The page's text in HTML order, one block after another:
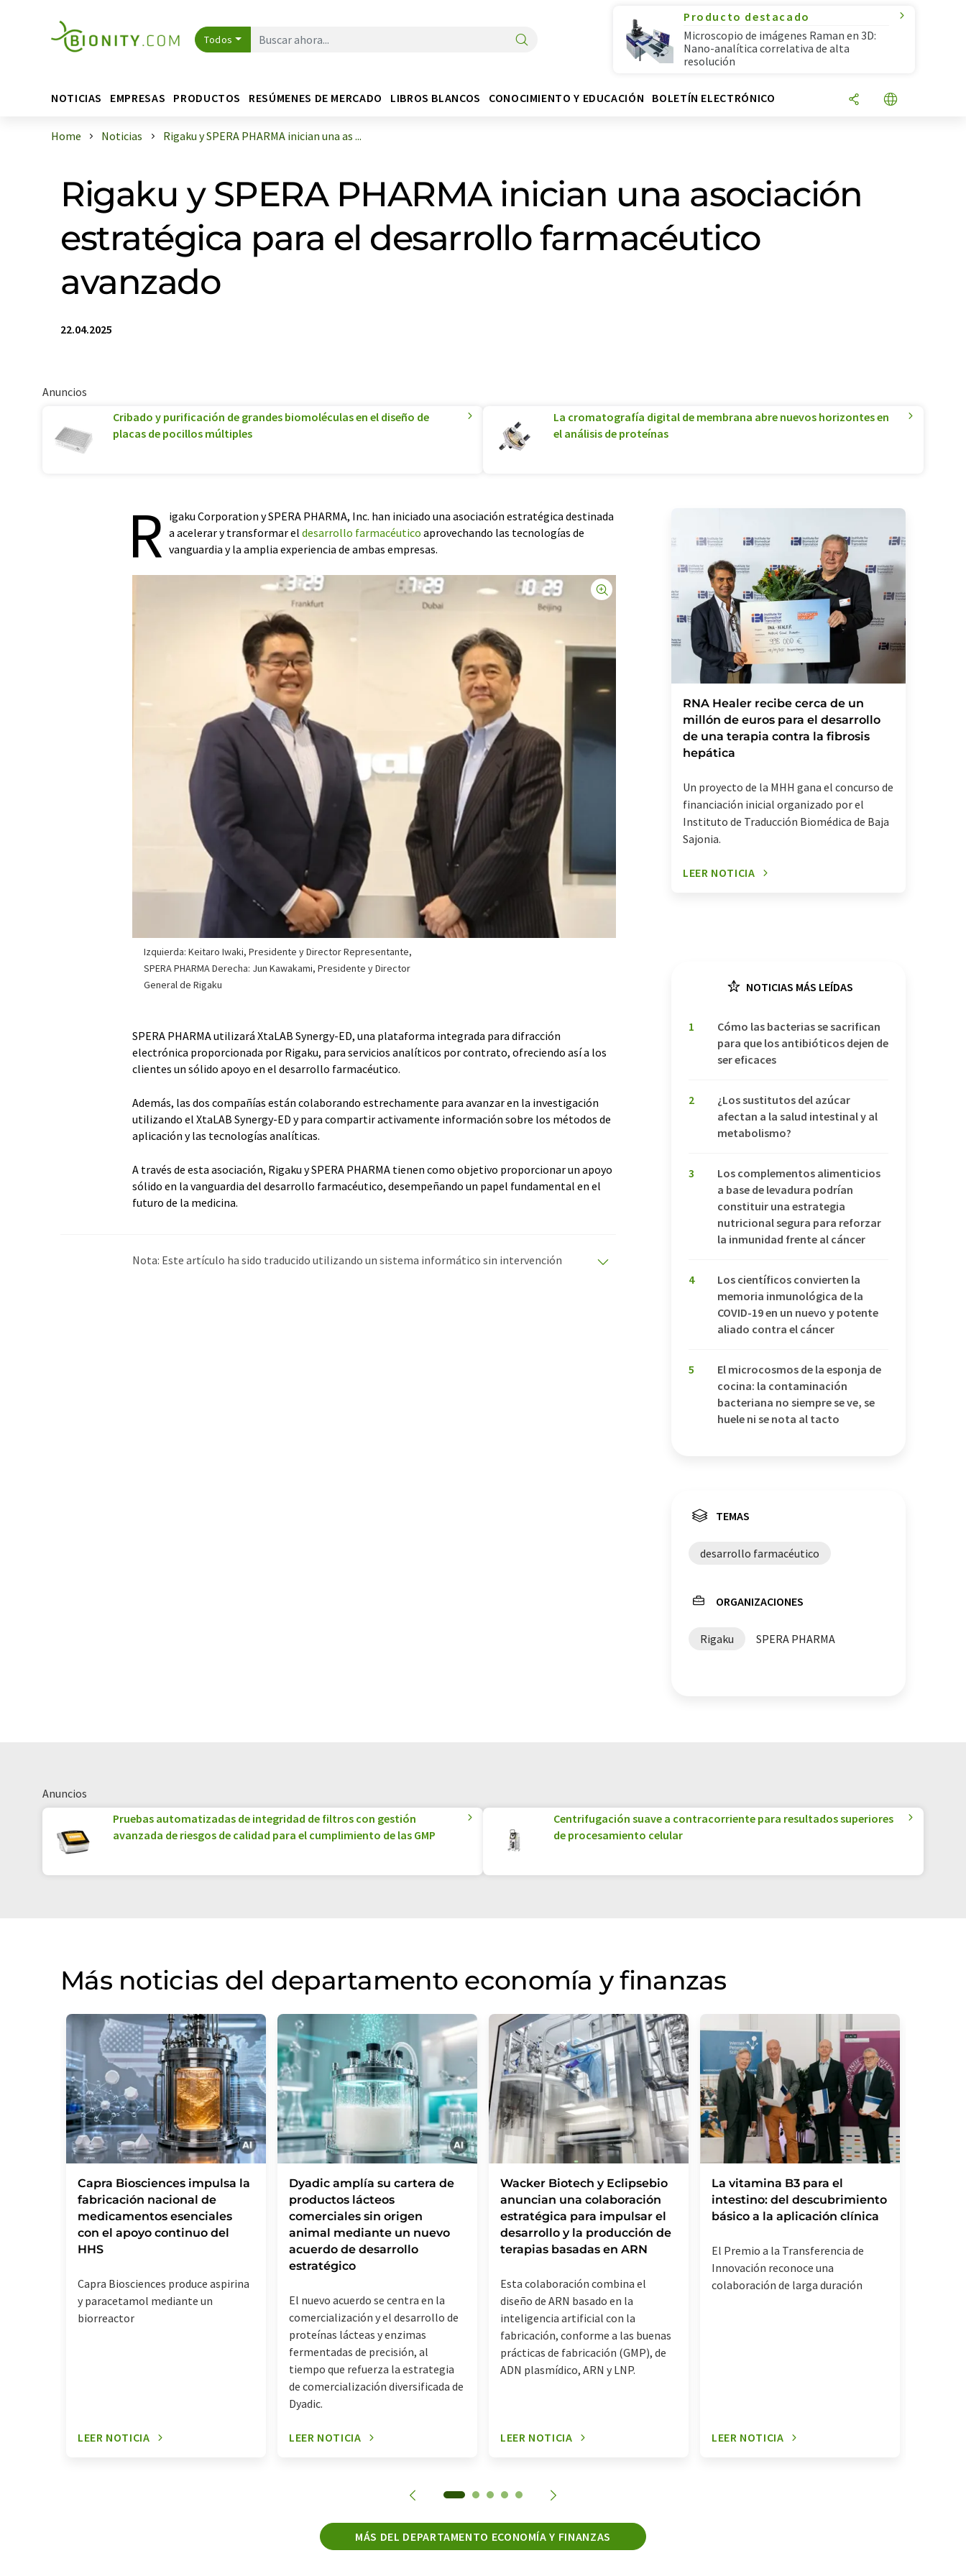
Todos
Producto destacado
Microscopio de imágenes Raman en 3D:
Nano-analítica correlativa de alta
resolución
NOTICIAS EMPRESAS PRODUCTOS RESÚMENES DE MERCADO LIBROS BLANCOS CONOCIMIENTO Y EDUCACIÓN BOLETÍN ELECTRÓNICO
Home Noticias Rigaku y SPERA PHARMA inician una as ...
Rigaku y SPERA PHARMA inician una asociación
estratégica para el desarrollo farmacéutico
avanzado
22.04.2025
Anuncios
Cribado y purificación de grandes biomoléculas en el diseño de
placas de pocillos múltiples
La cromatografía digital de membrana abre nuevos horizontes en
el análisis de proteínas
R igaku Corporation y SPERA PHARMA, Inc. han iniciado una asociación estratégica destinada
a acelerar y transformar el desarrollo farmacéutico aprovechando las tecnologías de
vanguardia y la amplia experiencia de ambas empresas.
Izquierda: Keitaro Iwaki, Presidente y Director Representante,
SPERA PHARMA Derecha: Jun Kawakami, Presidente y Director
General de Rigaku
SPERA PHARMA utilizará XtaLAB Synergy-ED, una plataforma integrada para difracción
electrónica proporcionada por Rigaku, para servicios analíticos por contrato, ofreciendo así a los
clientes un sólido apoyo en el desarrollo farmacéutico.
Además, las dos compañías están colaborando estrechamente para avanzar en la investigación
utilizando el XtaLAB Synergy-ED y para compartir activamente información sobre los métodos de
aplicación y las tecnologías analíticas.
A través de esta asociación, Rigaku y SPERA PHARMA tienen como objetivo proporcionar un apoyo
sólido en la vanguardia del desarrollo farmacéutico, desempeñando un papel fundamental en el
futuro de la medicina.
Nota: Este artículo ha sido traducido utilizando un sistema informático sin intervención
RNA Healer recibe cerca de un
millón de euros para el desarrollo
de una terapia contra la fibrosis
hepática
Un proyecto de la MHH gana el concurso de
financiación inicial organizado por el
Instituto de Traducción Biomédica de Baja
Sajonia.
LEER NOTICIA
NOTICIAS MÁS LEÍDAS
1
Cómo las bacterias se sacrifican
para que los antibióticos dejen de
ser eficaces
2
¿Los sustitutos del azúcar
afectan a la salud intestinal y al
metabolismo?
3
Los complementos alimenticios
a base de levadura podrían
constituir una estrategia
nutricional segura para reforzar
la inmunidad frente al cáncer
4
Los científicos convierten la
memoria inmunológica de la
COVID-19 en un nuevo y potente
aliado contra el cáncer
5
El microcosmos de la esponja de
cocina: la contaminación
bacteriana no siempre se ve, se
huele ni se nota al tacto
TEMAS
desarrollo farmacéutico
ORGANIZACIONES
Rigaku SPERA PHARMA
Anuncios
Pruebas automatizadas de integridad de filtros con gestión
avanzada de riesgos de calidad para el cumplimiento de las GMP
Centrifugación suave a contracorriente para resultados superiores
de procesamiento celular
Más noticias del departamento economía y finanzas
Capra Biosciences impulsa la
fabricación nacional de
medicamentos esenciales
con el apoyo continuo del
HHS
Capra Biosciences produce aspirina
y paracetamol mediante un
biorreactor
LEER NOTICIA
Dyadic amplía su cartera de
productos lácteos
comerciales sin origen
animal mediante un nuevo
acuerdo de desarrollo
estratégico
El nuevo acuerdo se centra en la
comercialización y el desarrollo de
proteínas lácteas y enzimas
fermentadas de precisión, al
tiempo que refuerza la estrategia
de comercialización diversificada de
Dyadic.
LEER NOTICIA
Wacker Biotech y Eclipsebio
anuncian una colaboración
estratégica para impulsar el
desarrollo y la producción de
terapias basadas en ARN
Esta colaboración combina el
diseño de ARN basado en la
inteligencia artificial con la
fabricación, conforme a las buenas
prácticas de fabricación (GMP), de
ADN plasmídico, ARN y LNP.
LEER NOTICIA
La vitamina B3 para el
intestino: del descubrimiento
básico a la aplicación clínica
El Premio a la Transferencia de
Innovación reconoce una
colaboración de larga duración
LEER NOTICIA
MÁS DEL DEPARTAMENTO ECONOMÍA Y FINANZAS